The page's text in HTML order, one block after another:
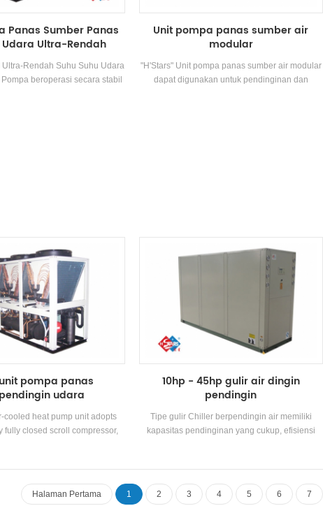
Panas Sumber Panas
Ultra-Rendah
Standar
Ultra-Rendah Suhu Suhu Udara
beroperasi secara stabil
Unit pompa panas sumber air
modular
"H'Stars" Unit pompa panas sumber air modular
dapat digunakan untuk pendinginan dan
pompa panas
udara
cooled heat pump unit adopts
fully closed scroll compressor,
using R22, R134a, R407c
refrigerant
10hp - 45hp gulir air dingin
pendingin
Tipe gulir Chiller berpendingin air memiliki
kapasitas pendinginan yang cukup, efisiensi
2. Kapasitas pendinginan Kisaran: 21500 KCAL
ke 113400 KCAL (10hp ~ 45hp), cocok untuk
kantor kecil dan menengah, lokakarya pabrik,
Halaman Pertama 1 2 3 4 5 6 7